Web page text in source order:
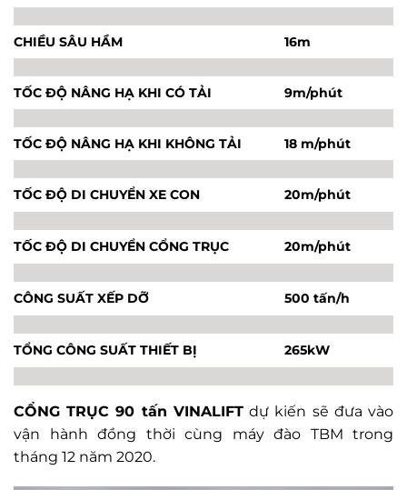
CHIỀU SÂU HẦM 16m
TỐC ĐỘ NÂNG HẠ KHI CÓ TẢI 9m/phút
TỐC ĐỘ NÂNG HẠ KHI KHÔNG TẢI 18 m/phút
TỐC ĐỘ DI CHUYỂN XE CON 20m/phút
TỐC ĐỘ DI CHUYỂN CỔNG TRỤC 20m/phút
CÔNG SUẤT XẾP DỠ 500 tấn/h
TỔNG CÔNG SUẤT THIẾT BỊ 265kW
CỔNG TRỤC 90 tấn VINALIFTdự kiến sẽ đưa vào
vận hành đồng thời cùng máy đào TBM trong
tháng 12 năm 2020.